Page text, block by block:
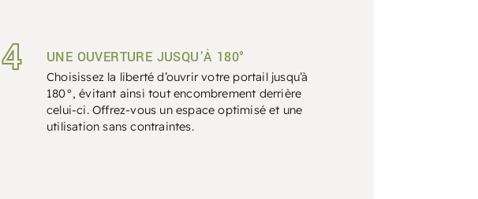
UNE OUVERTURE JUSQU’À 180°
Choisissez la liberté d’ouvrir votre portail jusqu’à
180°, évitant ainsi tout encombrement derrière
celui-ci. Offrez-vous un espace optimisé et une
utilisation sans contraintes.